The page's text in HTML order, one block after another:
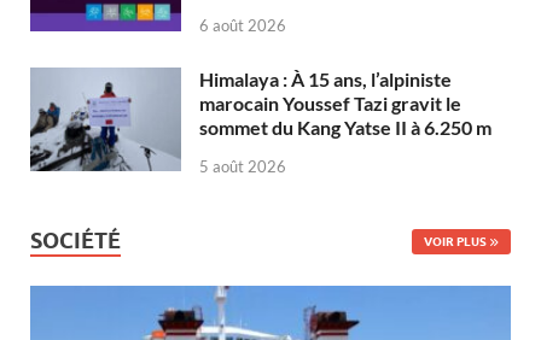
6 août 2026
Himalaya : À 15 ans, l’alpiniste
marocain Youssef Tazi gravit le
sommet du Kang Yatse II à 6.250 m
5 août 2026
SOCIÉTÉ VOIR PLUS